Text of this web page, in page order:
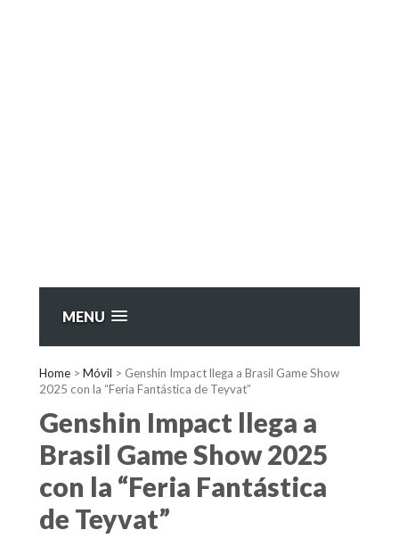
MENU
Home > Móvil > Genshin Impact llega a Brasil Game Show
2025 con la “Feria Fantástica de Teyvat”
Genshin Impact llega a
Brasil Game Show 2025
con la “Feria Fantástica
de Teyvat”